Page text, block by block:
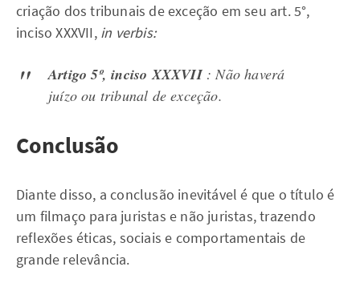
criação dos tribunais de exceção em seu art. 5°,
inciso XXXVII, in verbis:
Artigo 5º, inciso XXXVII: Não haverá
juízo ou tribunal de exceção.
Conclusão
Diante disso, a conclusão inevitável é que o título é
um filmaço para juristas e não juristas, trazendo
reflexões éticas, sociais e comportamentais de
grande relevância.